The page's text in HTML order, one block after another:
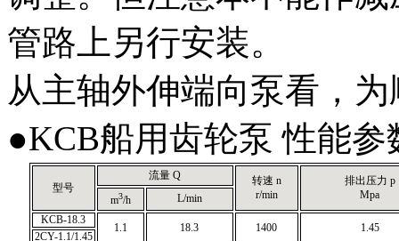
管路上另行安装。
从主轴外伸端向泵看，
●KCB船用齿轮泵 性能参
型号
流量 Q
转速 n
r/min
排出压力 p
Mpa
m3/h
L/min
KCB-18.3
1.1 18.3 1400 1.45
2CY-1.1/1.45